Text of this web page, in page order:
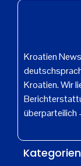
Kroatien
Kroatien. Wir
überparteilich
Kategorien